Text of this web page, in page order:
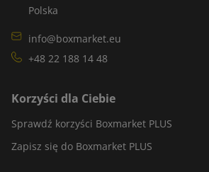
Polska
info@boxmarket.eu
+48 22 188 14 48
Korzyści dla Ciebie
Sprawdź korzyści Boxmarket PLUS
Zapisz się do Boxmarket PLUS